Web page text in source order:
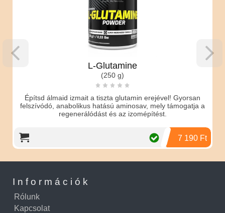
L-Glutamine
(250 g)
Építsd álmaid izmait a tiszta glutamin erejével! Gyorsan
felszívódó, anabolikus hatású aminosav, mely támogatja a
regenerálódást és az izomépítést.
7 190 Ft
Információk
Rólunk
Kapcsolat